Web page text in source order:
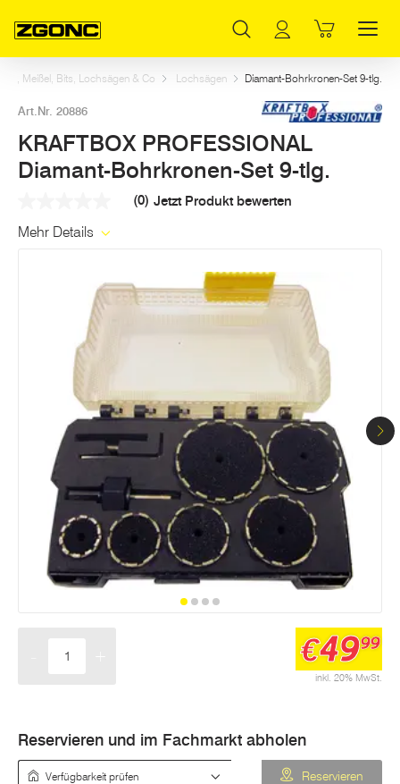
Meißel, Bits, Lochsägen & Co Lochsägen Diamant-Bohrkronen-Set 9-tlg.
Art.Nr. 20886
KRAFTBOX PROFESSIONAL
Diamant-Bohrkronen-Set 9-tlg.
Link
(0) Jetzt Produkt bewerten
Mehr Details
inkl. 20% MwSt.
€4999
Reservieren und im Fachmarkt abholen
Reservieren